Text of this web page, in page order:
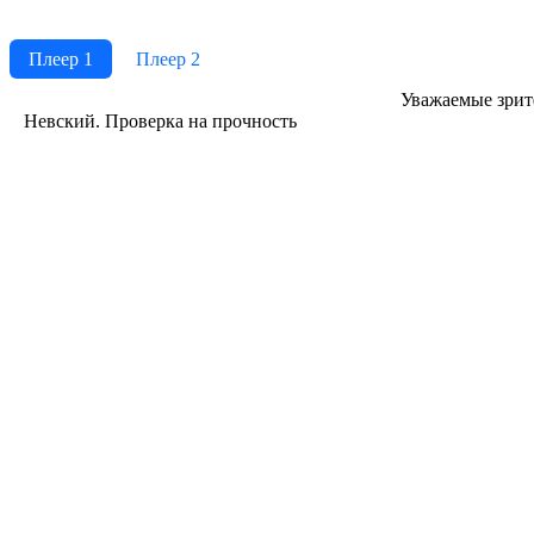
Плеер 1
Плеер 2
Ува­жае­мые
Невский. Проверка на прочность